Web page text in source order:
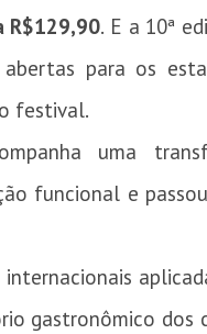
R$129,90. E a 10ª
para os
festival.
uma
funcional e
gastronômico dos